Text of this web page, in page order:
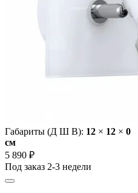
Габариты (Д Ш В): 12 × 12 × 0
cм
5 890 ₽
Под заказ 2-3 недели